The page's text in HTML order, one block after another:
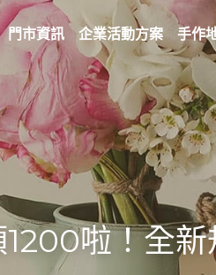
門市資訊 企業活動方案 手作
啦！全新